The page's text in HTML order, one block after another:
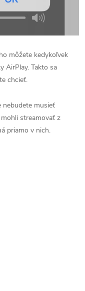
môžete kedykoľvek
AirPlay. Takto sa
chcieť.
nebudete musieť
streamovať z
priamo v nich.